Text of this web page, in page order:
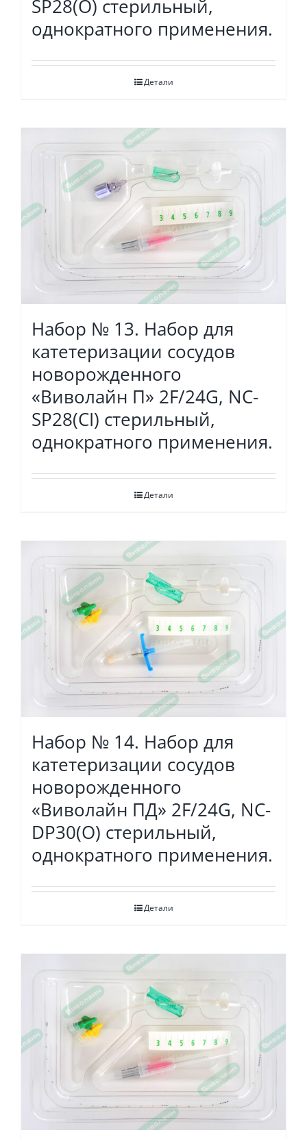
SP28(O) стерильный,
однократного применения.
Детали
Набор № 13. Набор для
катетеризации сосудов
новорожденного
«Виволайн П» 2F/24G, NC-
SP28(CI) стерильный,
однократного применения.
Детали
Набор № 14. Набор для
катетеризации сосудов
новорожденного
«Виволайн ПД» 2F/24G, NC-
DP30(O) стерильный,
однократного применения.
Детали